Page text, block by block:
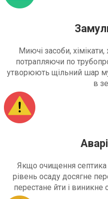
Миючі засоби,
потрапляючи по
утворюють щільний шар
в
Якщо очищення
рівень осаду досягне
перестане йти і виникне